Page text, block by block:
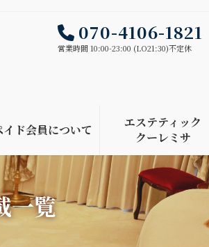
070-4106-1821
営業時間 10:00-23:00 (LO21:30)不定休
イド会員について
エステティック
クーレミサ
一覧